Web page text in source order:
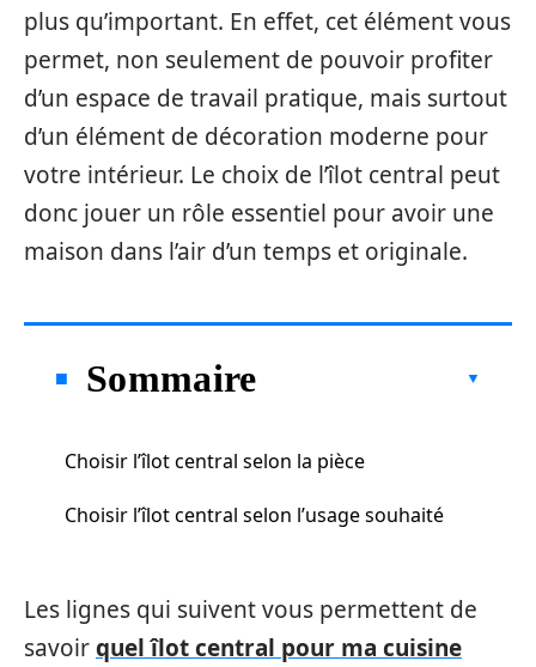
plus qu’important. En effet, cet élément vous
permet, non seulement de pouvoir profiter
d’un espace de travail pratique, mais surtout
d’un élément de décoration moderne pour
votre intérieur. Le choix de l’îlot central peut
donc jouer un rôle essentiel pour avoir une
maison dans l’air d’un temps et originale.
Sommaire
Choisir l’îlot central selon la pièce
Choisir l’îlot central selon l’usage souhaité
Les lignes qui suivent vous permettent de
savoirquel îlot central pour ma cuisine